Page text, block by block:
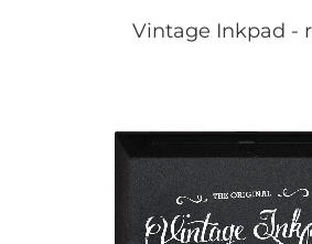
Vintage Inkpad -